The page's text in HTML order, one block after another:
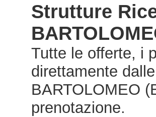
Strutture
Tutte le offerte, i
direttamente
BARTOLOMEO
prenotazione.